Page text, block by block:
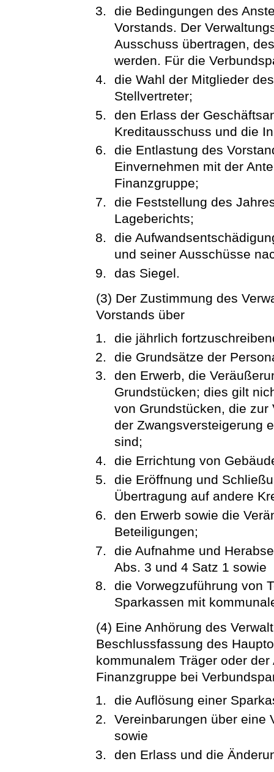
die Bedingungen des
Vorstands. Der
Ausschuss übertragen,
werden. Für die
die Wahl der Mitglieder
Stellvertreter;
den Erlass der
Kreditausschuss und die
die Entlastung des
Einvernehmen mit der
Finanzgruppe;
die Feststellung des
Lageberichts;
die
und seiner Ausschüsse
das Siegel.
(3) Der Zustimmung des
Vorstands über
die jährlich
die Grundsätze der
den Erwerb, die
Grundstücken; dies gilt
von Grundstücken, die zur
der Zwangsversteigerung
sind;
die Errichtung von
die Eröffnung und
Übertragung auf andere
den Erwerb sowie die
Beteiligungen;
die Aufnahme und
Abs. 3 und 4 Satz 1 sowie
die Vorwegzuführung von
Sparkassen mit
(4) Eine Anhörung des
Beschlussfassung des
kommunalem Träger oder
Finanzgruppe bei
die Auflösung einer
Vereinbarungen über eine
sowie
den Erlass und die